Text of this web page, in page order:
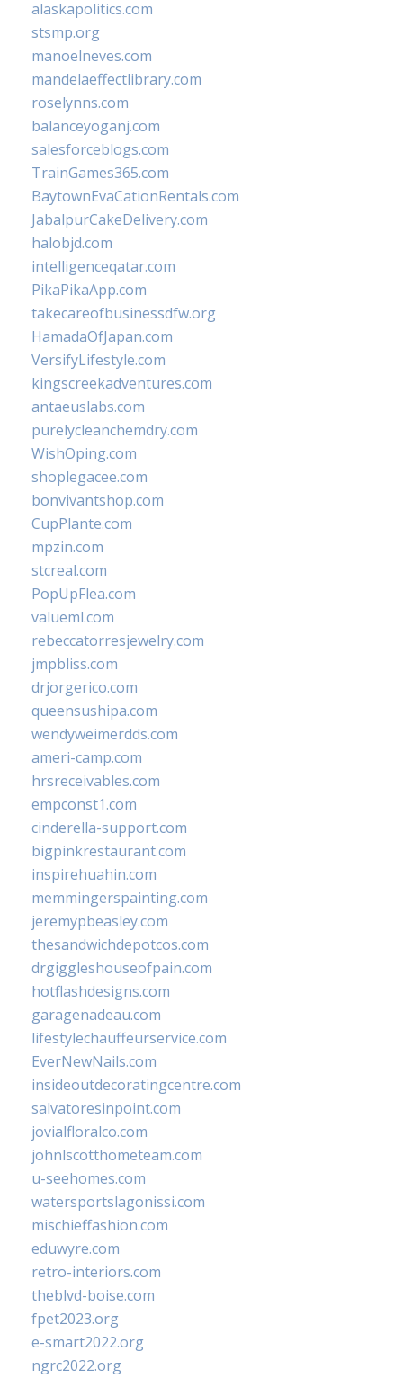
alaskapolitics.com
stsmp.org
manoelneves.com
mandelaeffectlibrary.com
roselynns.com
balanceyoganj.com
salesforceblogs.com
TrainGames365.com
BaytownEvaCationRentals.com
JabalpurCakeDelivery.com
halobjd.com
intelligenceqatar.com
PikaPikaApp.com
takecareofbusinessdfw.org
HamadaOfJapan.com
VersifyLifestyle.com
kingscreekadventures.com
antaeuslabs.com
purelycleanchemdry.com
WishOping.com
shoplegacee.com
bonvivantshop.com
CupPlante.com
mpzin.com
stcreal.com
PopUpFlea.com
valueml.com
rebeccatorresjewelry.com
jmpbliss.com
drjorgerico.com
queensushipa.com
wendyweimerdds.com
ameri-camp.com
hrsreceivables.com
empconst1.com
cinderella-support.com
bigpinkrestaurant.com
inspirehuahin.com
memmingerspainting.com
jeremypbeasley.com
thesandwichdepotcos.com
drgiggleshouseofpain.com
hotflashdesigns.com
garagenadeau.com
lifestylechauffeurservice.com
EverNewNails.com
insideoutdecoratingcentre.com
salvatoresinpoint.com
jovialfloralco.com
johnlscotthometeam.com
u-seehomes.com
watersportslagonissi.com
mischieffashion.com
eduwyre.com
retro-interiors.com
theblvd-boise.com
fpet2023.org
e-smart2022.org
ngrc2022.org